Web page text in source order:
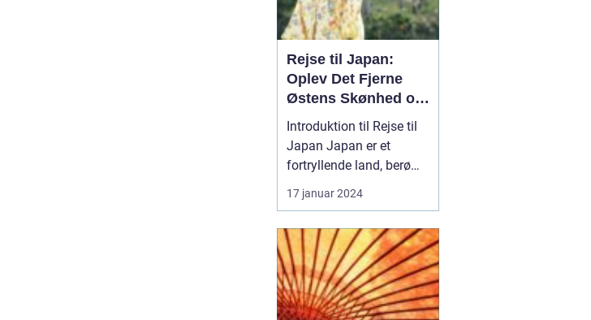
Rejse til Japan:
Oplev Det Fjerne
Østens Skønhed og
Kultur
Introduktion til Rejse til
Japan Japan er et
fortryllende land, berømt
for sin unikke blanding
af gammel tradition og
pulserende gader i Tokyo
til det fredelige Kyoto og
de ikoniske
bjerglandskaber i
17 januar 2024